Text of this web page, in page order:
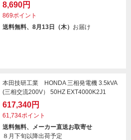
8,690円
869ポイント
送料無料、8月13日（木） お届け
本田技研工業 HONDA 三相発電機 3.5kVA
(三相交流200V） 50HZ EXT4000K2J1
617,340円
61,734ポイント
送料無料、メーカー直送お取寄せ
８月下旬以降出荷予定